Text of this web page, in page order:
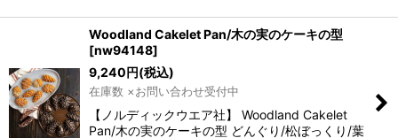
Woodland Cakelet Pan/木の実のケーキの型
[nw94148]
9,240円(税込)
在庫数 ×お問い合わせ受付中
【ノルディックウエア社】 Woodland Cakelet
Pan/木の実のケーキの型 どんぐり/松ぼっくり/葉